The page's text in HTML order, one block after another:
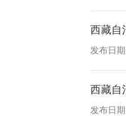
西藏自
发布日
西藏自
发布日